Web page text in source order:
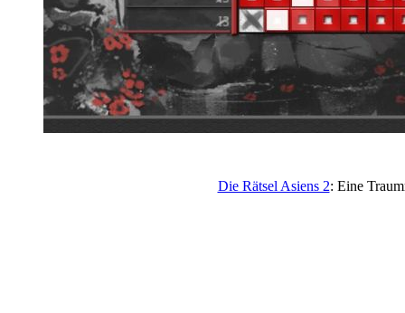
Die Rätsel Asiens 2: Eine